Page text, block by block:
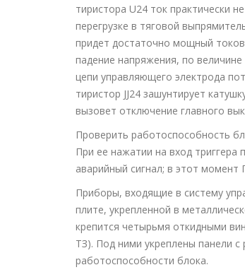
тиристора U24 ток практически
перегрузке в тяговой
придет достаточно мощный
падение напряжения, по
цепи управляющего электрода
тиристор JJ24 зашунтирует
вызовет отключение главного
Проверить работоспособность
При ее нажатии на вход
аварийный сигнал; в этот
Приборы, входящие в систему
плите, укрепленной в
крепится четырьмя откидными
ТЗ). Под ними укреплены панели
работоспособности блока.